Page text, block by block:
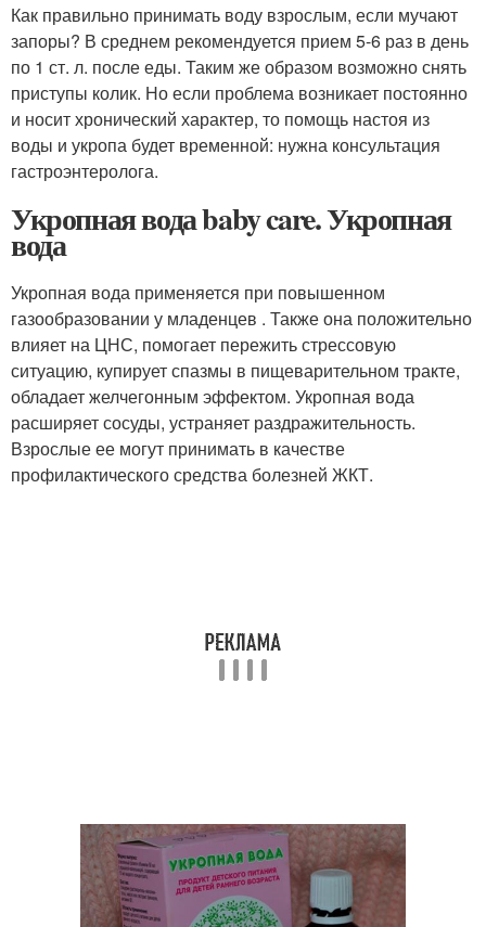
Как правильно принимать воду взрослым, если мучают
запоры? В среднем рекомендуется прием 5-6 раз в день
по 1 ст. л. после еды. Таким же образом возможно снять
приступы колик. Но если проблема возникает постоянно
и носит хронический характер, то помощь настоя из
воды и укропа будет временной: нужна консультация
гастроэнтеролога.
Укропная вода baby care. Укропная
вода
Укропная вода применяется при повышенном
газообразовании у младенцев . Также она положительно
влияет на ЦНС, помогает пережить стрессовую
ситуацию, купирует спазмы в пищеварительном тракте,
обладает желчегонным эффектом. Укропная вода
расширяет сосуды, устраняет раздражительность.
Взрослые ее могут принимать в качестве
профилактического средства болезней ЖКТ.